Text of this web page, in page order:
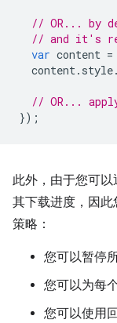
// OR... by
// and it's
var content =
content . style.
// OR...
});
此外，由于您可以
其下载进度，因
策略：
您可以暂停
您可以为每
您可以使用